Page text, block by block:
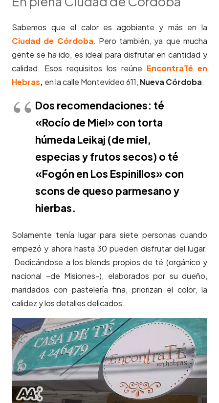
Sabemos que el calor es agobiante y más en la
Ciudad de Córdoba. Pero también, ya que mucha
gente se ha ido, es ideal para disfrutar en cantidad y
calidad. Esos requisitos los reúne EncontraTé en
Hebras, en la calle Montevideo 611, Nueva Córdoba.
Dos recomendaciones: té
«Rocío de Miel» con torta
húmeda Leikaj (de miel,
especias y frutos secos) o té
«Fogón en Los Espinillos» con
scons de queso parmesano y
hierbas.
Solamente tenía lugar para siete personas cuando
empezó y ahora hasta 30 pueden disfrutar del lugar.
Dedicándose a los blends propios de té (orgánico y
nacional –de Misiones-), elaborados por su dueño,
maridados con pastelería fina, priorizan el color, la
calidez y los detalles delicados.